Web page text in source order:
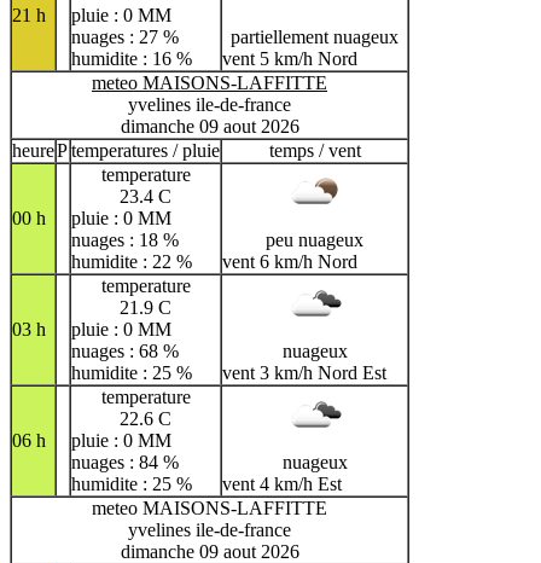
21 h
pluie : 0 MM
nuages : 27 %
humidite : 16 %
partiellement nuageux
vent 5 km/h Nord
meteo MAISONS-LAFFITTE
yvelines ile-de-france
dimanche 09 aout 2026
heurePtemperatures / pluie temps / vent
00 h
temperature
23.4 C
pluie : 0 MM
nuages : 18 %
humidite : 22 %
peu nuageux
vent 6 km/h Nord
03 h
temperature
21.9 C
pluie : 0 MM
nuages : 68 %
humidite : 25 %
nuageux
vent 3 km/h Nord Est
06 h
temperature
22.6 C
pluie : 0 MM
nuages : 84 %
humidite : 25 %
nuageux
vent 4 km/h Est
meteo MAISONS-LAFFITTE
yvelines ile-de-france
dimanche 09 aout 2026